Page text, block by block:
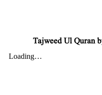
Tajweed Ul Quran